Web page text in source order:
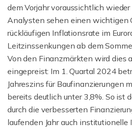
dem Vorjahr voraussichtlich
Analysten sehen einen wichtigen
rückläufigen Inflationsrate im
Leitzinssenkungen ab dem
Von den Finanzmärkten wird dies
eingepreist: Im 1. Quartal 2024
Jahreszins für Baufinanzierungen
bereits deutlich unter 3,8%. So ist
durch die verbesserten
laufenden Jahr auch